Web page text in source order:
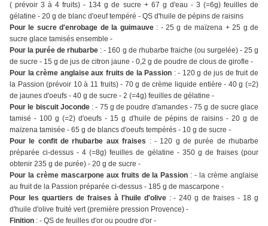
( prévoir 3 à 4 fruits) - 134 g de sucre + 67 g d'eau - 3 (=6g) feuilles de
gélatine - 20 g de blanc d'oeuf tempéré - QS d'huile de pépins de raisins
Pour le sucre d'enrobage de la guimauve: - 25 g de maïzena + 25 g de
sucre glace tamisés ensemble -
Pour la purée de rhubarbe : - 160 g de rhubarbe fraiche (ou surgelée) - 25 g
de sucre - 15 g de jus de citron jaune - 0,2 g de poudre de clous de girofle -
Pour la crème anglaise aux fruits de la Passion : - 120 g de jus de fruit de
la Passion (prévoir 10 à 11 fruits) - 70 g de crème liquide entière - 40 g (=2)
de jaunes d'oeufs - 40 g de sucre - 2 (=4g) feuilles de gélatine -
Pour le biscuit Joconde: - 75 g de poudre d'amandes - 75 g de sucre glace
tamisé - 100 g (=2) d'oeufs - 15 g d'huile de pépins de raisins - 20 g de
maïzena tamisée - 65 g de blancs d'oeufs tempérés - 10 g de sucre -
Pour le confit de rhubarbe aux fraises : - 120 g de purée de rhubarbe
préparée ci-dessus - 4 (=8g) feuilles de gélatine - 350 g de fraises (pour
obtenir 235 g de purée) - 20 g de sucre -
Pour la crème mascarpone aux fruits de la Passion : - la crème anglaise
au fruit de la Passion préparée ci-dessus - 185 g de mascarpone -
Pour les quartiers de fraises à l'huile d'olive : - 240 g de fraises - 18 g
d'huile d'olive fruité vert (première pression Provence) -
Finition : - QS de feuilles d'or ou poudre d'or -